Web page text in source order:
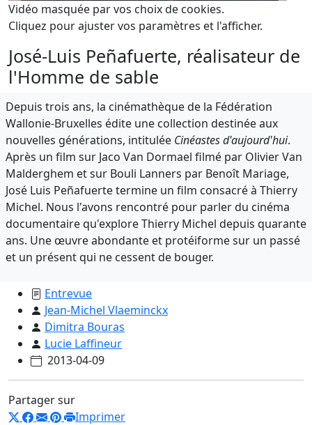
Vidéo masquée par vos choix de cookies.
Cliquez pour ajuster vos paramètres et l'afficher.
José-Luis Peñafuerte, réalisateur de
l'Homme de sable
Depuis trois ans, la cinémathèque de la Fédération
Wallonie-Bruxelles édite une collection destinée aux
nouvelles générations, intitulée Cinéastes d'aujourd'hui.
Après un film sur Jaco Van Dormael filmé par Olivier Van
Malderghem et sur Bouli Lanners par Benoît Mariage,
José Luis Peñafuerte termine un film consacré à Thierry
Michel. Nous l'avons rencontré pour parler du cinéma
documentaire qu'explore Thierry Michel depuis quarante
ans. Une œuvre abondante et protéiforme sur un passé
et un présent qui ne cessent de bouger.
Entrevue
Jean-Michel Vlaeminckx
Dimitra Bouras
Lucie Laffineur
2013-04-09
Partager sur
Imprimer